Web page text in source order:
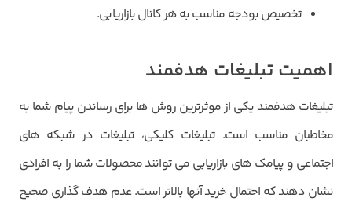
تخصیص بودجه مناسب به هر کانال بازاریابی.
اهمیت تبلیغات هدفمند
تبلیغات هدفمند یکی از موثرترین روش ها برای رساندن پیام شما به
مخاطبان مناسب است. تبلیغات کلیکی، تبلیغات در شبکه های
اجتماعی و پیامک های بازاریابی می توانند محصولات شما را به افرادی
نشان دهند که احتمال خرید آنها بالاتر است. عدم هدف گذاری صحیح